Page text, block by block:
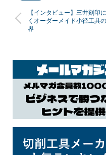
【インタビュー】三井刻印
くオーダーメイド小径工具
界